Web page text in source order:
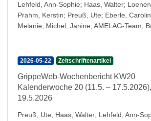
Lehfeld, Ann-Sophie; Haas, Walter;
Prahm, Kerstin; Preuß, Ute; Eberle, Carolin
Melanie; Michel, Janine; AMELAG-Team;
2026-05-22 Zeitschriftenartikel
GrippeWeb-Wochenbericht KW20
Kalenderwoche 20 (11.5. –
19.5.2026
Preuß, Ute; Haas, Walter; Lehfeld, Ann-